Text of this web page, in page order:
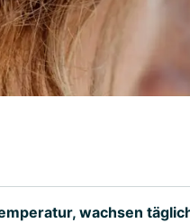
wachsen